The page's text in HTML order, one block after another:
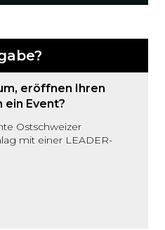
eröffnen Ihren
ein Event?
Ostschweizer
mit einer LEADER-